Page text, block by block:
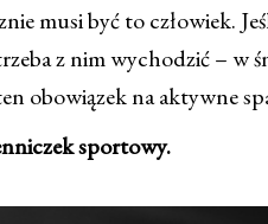
musi być to człowiek.
z nim wychodzić – w
obowiązek na aktywne
sportowy.